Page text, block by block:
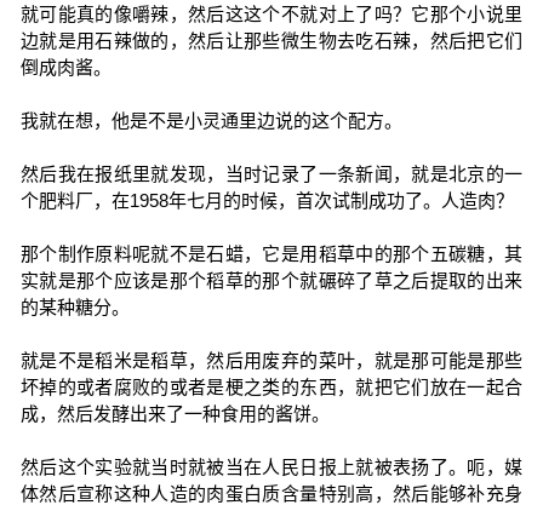
就可能真的像嚼辣，然后这这个不就对上了吗？它那个小说里
边就是用石辣做的，然后让那些微生物去吃石辣，然后把它们
倒成肉酱。
我就在想，他是不是小灵通里边说的这个配方。
然后我在报纸里就发现，当时记录了一条新闻，就是北京的一
个肥料厂，在1958年七月的时候，首次试制成功了。人造肉？
那个制作原料呢就不是石蜡，它是用稻草中的那个五碳糖，其
实就是那个应该是那个稻草的那个就碾碎了草之后提取的出来
的某种糖分。
就是不是稻米是稻草，然后用废弃的菜叶，就是那可能是那些
坏掉的或者腐败的或者是梗之类的东西，就把它们放在一起合
成，然后发酵出来了一种食用的酱饼。
然后这个实验就当时就被当在人民日报上就被表扬了。呃，媒
体然后宣称这种人造的肉蛋白质含量特别高，然后能够补充身